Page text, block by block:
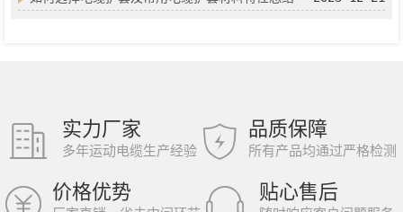
实力厂家
多年运动电缆生产经验
品质保障
所有产品均通过严格检测
价格优势 贴心售后